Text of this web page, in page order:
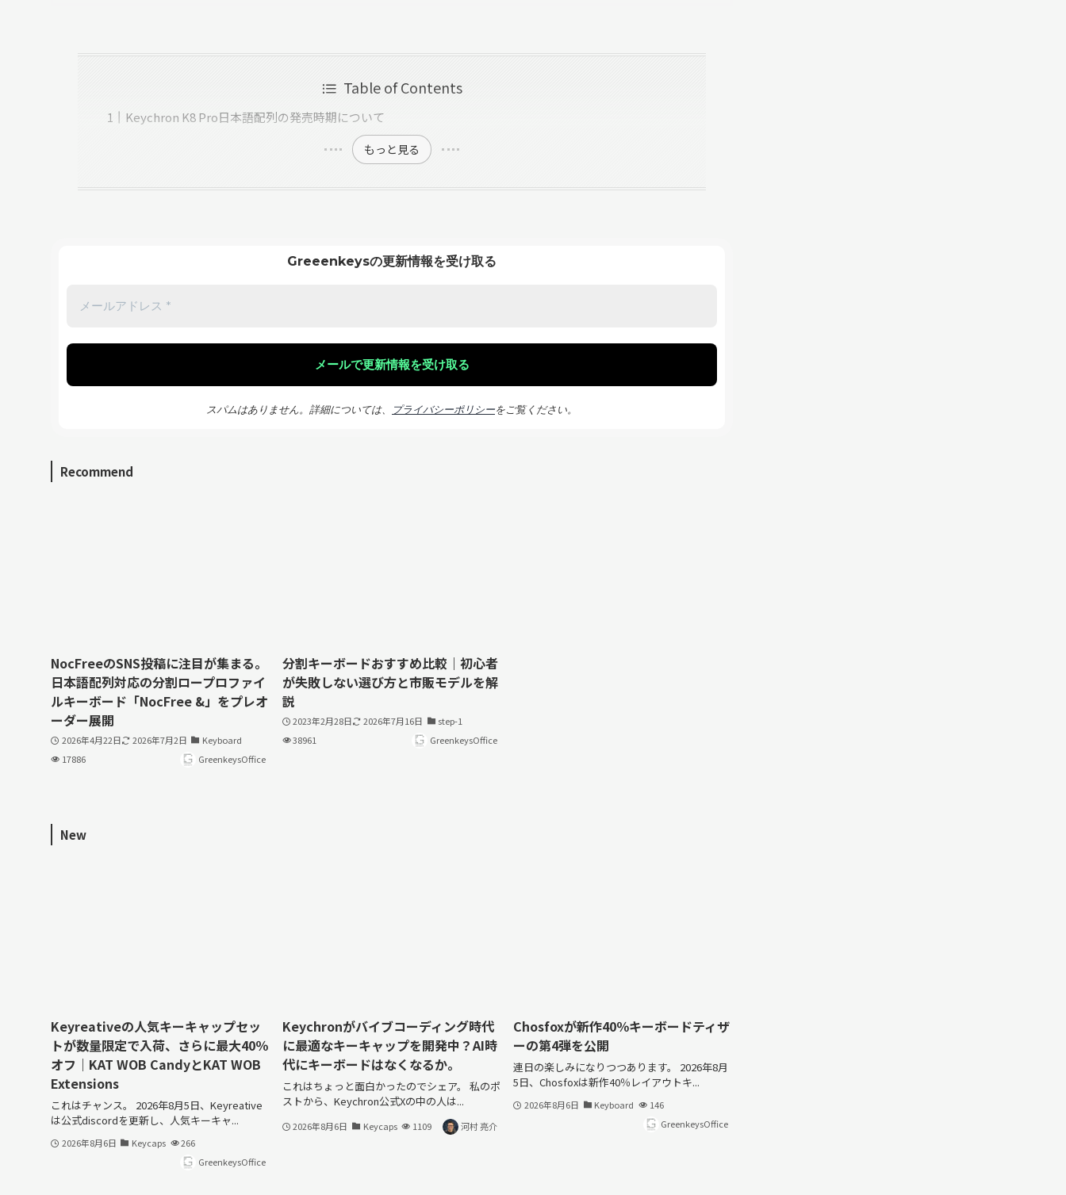
Table of Contents
Keychron K8 Pro日本語配列の発売時期について
もっと見る
Greeenkeysの更新情報を受け取る
スパムはありません。詳細については、 プライバシーポリシーをご覧ください。
Recommend
NocFreeのSNS投稿に注目が集まる。
日本語配列対応の分割ロープロファイ
ルキーボード「NocFree &」をプレオ
ーダー展開
2026年4月22日 2026年7月2日
Keyboard
17886
GreenkeysOffice
分割キーボードおすすめ比較｜初心者
が失敗しない選び方と市販モデルを解
説
2023年2月28日 2026年7月16日
step-1
38961
GreenkeysOffice
New
Keyreativeの人気キーキャップセッ
トが数量限定で入荷、さらに最大40％
オフ｜KAT WOB CandyとKAT WOB
Extensions
これはチャンス。 2026年8月5日、Keyreative
は公式discordを更新し、人気キーキャ...
2026年8月6日 Keycaps
266
GreenkeysOffice
Keychronがバイブコーディング時代
に最適なキーキャップを開発中？AI時
代にキーボードはなくなるか。
これはちょっと面白かったのでシェア。 私のポ
ストから、Keychron公式Xの中の人は...
2026年8月6日 Keycaps 1109 河村 亮介
Chosfoxが新作40％キーボードティザ
ーの第4弾を公開
連日の楽しみになりつつあります。 2026年8月
5日、Chosfoxは新作40％レイアウトキ...
2026年8月6日 Keyboard
146
GreenkeysOffice